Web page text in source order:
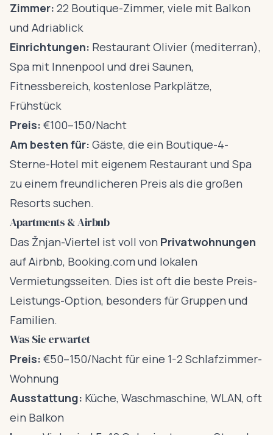
Zimmer: 22 Boutique-Zimmer, viele mit Balkon
und Adriablick
Einrichtungen: Restaurant Olivier (mediterran),
Spa mit Innenpool und drei Saunen,
Fitnessbereich, kostenlose Parkplätze,
Frühstück
Preis: €100–150/Nacht
Am besten für: Gäste, die ein Boutique-4-
Sterne-Hotel mit eigenem Restaurant und Spa
zu einem freundlicheren Preis als die großen
Resorts suchen.
Apartments & Airbnb
Das Žnjan-Viertel ist voll von Privatwohnungen
auf Airbnb, Booking.com und lokalen
Vermietungsseiten. Dies ist oft die beste Preis-
Leistungs-Option, besonders für Gruppen und
Familien.
Was Sie erwartet
Preis: €50–150/Nacht für eine 1-2 Schlafzimmer-
Wohnung
Ausstattung: Küche, Waschmaschine, WLAN, oft
ein Balkon